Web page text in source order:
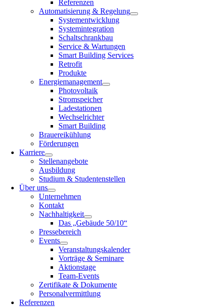
Referenzen
Automatisierung & Regelung
Systementwicklung
Systemintegration
Schaltschrankbau
Service & Wartungen
Smart Building Services
Retrofit
Produkte
Energiemanagement
Photovoltaik
Stromspeicher
Ladestationen
Wechselrichter
Smart Building
Brauereikühlung
Förderungen
Karriere
Stellenangebote
Ausbildung
Studium & Studentenstellen
Über uns
Unternehmen
Kontakt
Nachhaltigkeit
Das „Gebäude 50/10“
Pressebereich
Events
Veranstaltungskalender
Vorträge & Seminare
Aktionstage
Team-Events
Zertifikate & Dokumente
Personalvermittlung
Referenzen